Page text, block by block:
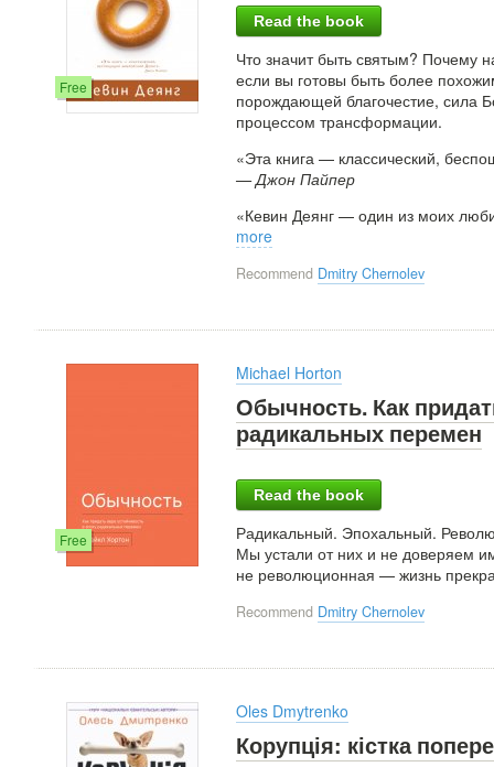
Free
Read the book
Что значит быть святым? Почему
если вы готовы быть более
порождающей благочестие, сила
процессом трансформации.
«Эта книга — классический,
— Джон Пайпер
«Кевин Деянг — один из моих
more
Recommend Dmitry Chernolev
Free
Michael Horton
Обычность. Как
радикальных перемен
Read the book
Радикальный. Эпохальный.
Мы устали от них и не доверяем
не революционная — жизнь
Recommend Dmitry Chernolev
Oles Dmytrenko
Корупція: кістка